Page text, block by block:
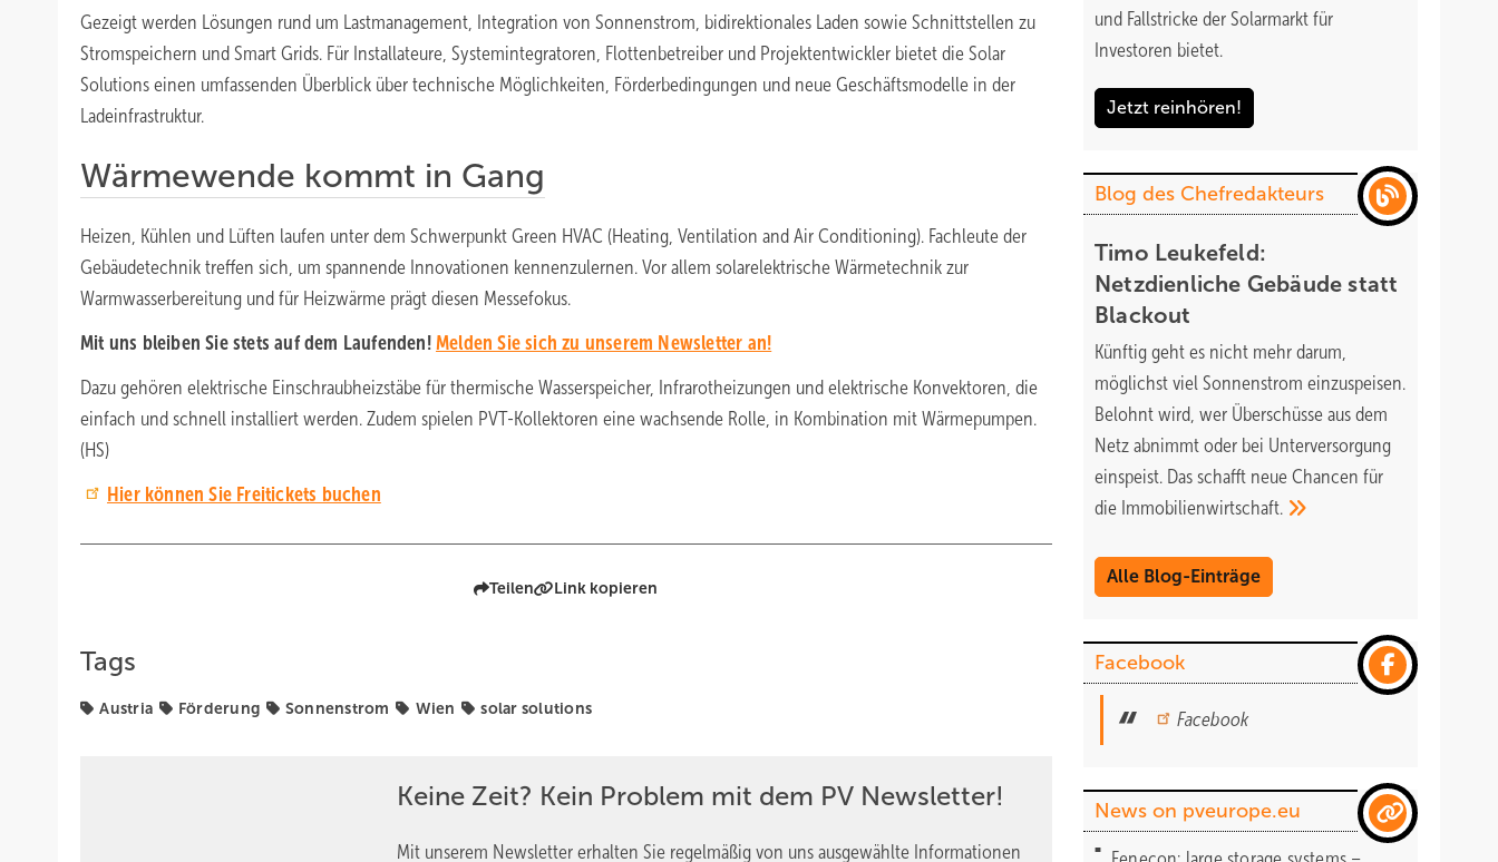
Gezeigt werden Lösungen rund um Lastmanagement, Integration von Sonnenstrom, bidirektionales Laden sowie Schnittstellen zu
Stromspeichern und Smart Grids. Für Installateure, Systemintegratoren, Flottenbetreiber und Projektentwickler bietet die Solar
Solutions einen umfassenden Überblick über technische Möglichkeiten, Förderbedingungen und neue Geschäftsmodelle in der
Ladeinfrastruktur.
Wärmewende kommt in Gang
Heizen, Kühlen und Lüften laufen unter dem Schwerpunkt Green HVAC (Heating, Ventilation and Air Conditioning). Fachleute der
Gebäudetechnik treffen sich, um spannende Innovationen kennenzulernen. Vor allem solarelektrische Wärmetechnik zur
Warmwasserbereitung und für Heizwärme prägt diesen Messefokus.
Mit uns bleiben Sie stets auf dem Laufenden!Melden Sie sich zu unserem Newsletter an!
Dazu gehören elektrische Einschraubheizstäbe für thermische Wasserspeicher, Infrarotheizungen und elektrische Konvektoren, die
einfach und schnell installiert werden. Zudem spielen PVT-Kollektoren eine wachsende Rolle, in Kombination mit Wärmepumpen.
(HS)
Hier können Sie Freitickets buchen
Teilen Link kopieren
Tags
Austria Förderung Sonnenstrom Wien solar solutions
Keine Zeit? Kein Problem mit dem PV Newsletter!
Mit unserem Newsletter erhalten Sie regelmäßig von uns ausgewählte Informationen
und Fallstricke der Solarmarkt für
Investoren bietet.
Jetzt reinhören!
Blog des Chefredakteurs
Timo Leukefeld:
Netzdienliche Gebäude statt
Blackout
Künftig geht es nicht mehr darum,
möglichst viel Sonnenstrom einzuspeisen.
Belohnt wird, wer Überschüsse aus dem
Netz abnimmt oder bei Unterversorgung
einspeist. Das schafft neue Chancen für
die Immobilienwirtschaft.
Alle Blog-Einträge
Facebook
Facebook
News on pveurope.eu